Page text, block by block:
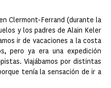
Clermont-Ferrand (durante la
y los padres de Alain Keler
ir de vacaciones a la costa
pero ya era una expedición
Viajábamos por distintas
tenía la sensación de ir a